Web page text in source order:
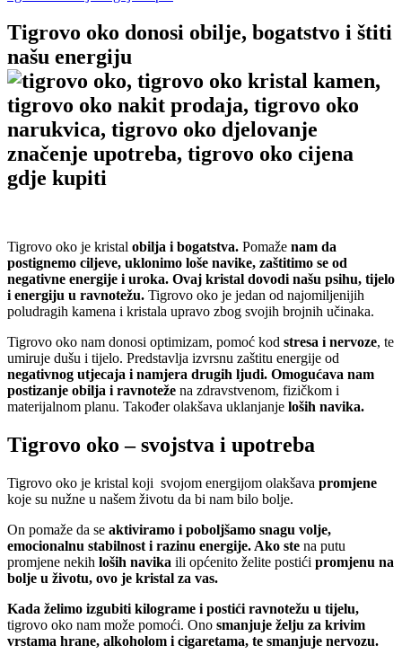
Tigrovo oko donosi obilje, bogatstvo i štiti
našu energiju
Tigrovo oko je kristal obilja i bogatstva. Pomaže nam da
postignemo ciljeve, uklonimo loše navike, zaštitimo se od
negativne energije i uroka. Ovaj kristal dovodi našu psihu, tijelo
i energiju u ravnotežu. Tigrovo oko je jedan od najomiljenijih
poludragih kamena i kristala upravo zbog svojih brojnih učinaka.
Tigrovo oko nam donosi optimizam, pomoć kod stresa i nervoze, te
umiruje dušu i tijelo. Predstavlja izvrsnu zaštitu energije od
negativnog utjecaja i namjera drugih ljudi. Omogućava nam
postizanje obilja i ravnoteže na zdravstvenom, fizičkom i
materijalnom planu. Također olakšava uklanjanje loših navika.
Tigrovo oko – svojstva i upotreba
Tigrovo oko je kristal koji svojom energijom olakšava promjene
koje su nužne u našem životu da bi nam bilo bolje.
On pomaže da se aktiviramo i poboljšamo snagu volje,
emocionalnu stabilnost i razinu energije. Ako ste na putu
promjene nekih loših navika ili općenito želite postići promjenu na
bolje u životu, ovo je kristal za vas.
Kada želimo izgubiti kilograme i postići ravnotežu u tijelu,
tigrovo oko nam može pomoći. Ono smanjuje želju za krivim
vrstama hrane, alkoholom i cigaretama, te smanjuje nervozu.